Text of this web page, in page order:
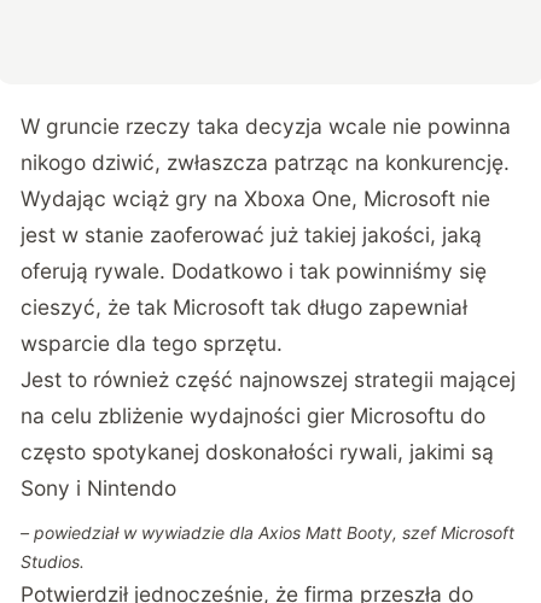
W gruncie rzeczy taka decyzja wcale nie powinna
nikogo dziwić, zwłaszcza patrząc na konkurencję.
Wydając wciąż gry na Xboxa One, Microsoft nie
jest w stanie zaoferować już takiej jakości, jaką
oferują rywale. Dodatkowo i tak powinniśmy się
cieszyć, że tak Microsoft tak długo zapewniał
wsparcie dla tego sprzętu.
Jest to również część najnowszej strategii mającej
na celu zbliżenie wydajności gier Microsoftu do
często spotykanej doskonałości rywali, jakimi są
Sony i Nintendo
– powiedział w wywiadzie dla Axios Matt Booty, szef Microsoft
Studios.
Potwierdził jednocześnie, że firma przeszła do